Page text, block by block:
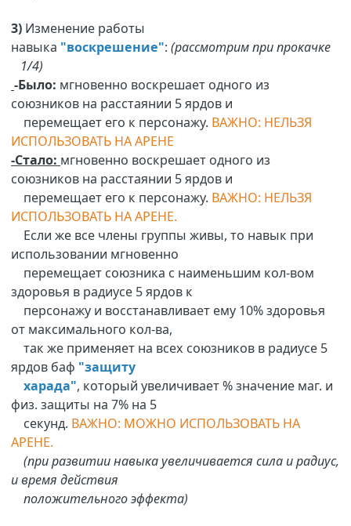
3) Изменение работы
навыка "воскрешение": (рассмотрим при прокачке
1/4)
-Было: мгновенно воскрешает одного из
союзников на расстаянии 5 ярдов и
перемещает его к персонажу. ВАЖНО: НЕЛЬЗЯ
ИСПОЛЬЗОВАТЬ НА АРЕНЕ
-Стало: мгновенно воскрешает одного из
союзников на расстаянии 5 ярдов и
перемещает его к персонажу. ВАЖНО: НЕЛЬЗЯ
ИСПОЛЬЗОВАТЬ НА АРЕНЕ.
Если же все члены группы живы, то навык при
использовании мгновенно
перемещает союзника с наименьшим кол-вом
здоровья в радиусе 5 ярдов к
персонажу и восстанавливает ему 10% здоровья
от максимального кол-ва,
так же применяет на всех союзников в радиусе 5
ярдов баф "защиту
харада", который увеличивает % значение маг. и
физ. защиты на 7% на 5
секунд. ВАЖНО: МОЖНО ИСПОЛЬЗОВАТЬ НА
АРЕНЕ.
(при развитии навыка увеличивается сила и радиус,
и время действия
положительного эффекта)